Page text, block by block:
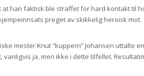
han faktisk ble straffet for hard kontakt til
preget av skikkelig heroisk mot.
mester Knut “kuppern” Johansen uttalte
vanligvis ja, men ikke i dette tilfellet.